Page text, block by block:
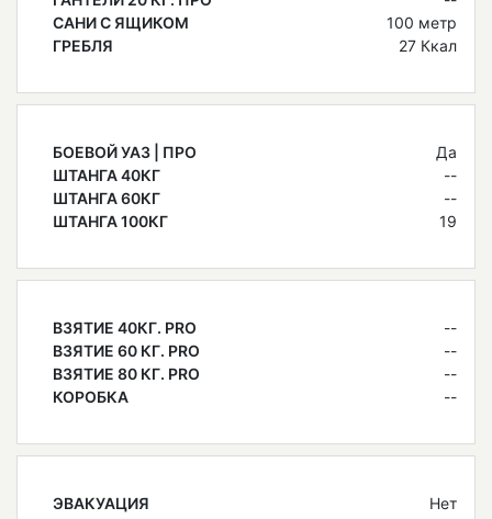
САНИ С ЯЩИКОМ
100 метр
ГРЕБЛЯ
27 Ккал
БОЕВОЙ УАЗ | ПРО
Да
ШТАНГА 40КГ
--
ШТАНГА 60КГ
--
ШТАНГА 100КГ
19
ВЗЯТИЕ 40КГ. PRO
--
ВЗЯТИЕ 60 КГ. PRO
--
ВЗЯТИЕ 80 КГ. PRO
--
КОРОБКА
--
ЭВАКУАЦИЯ
Нет